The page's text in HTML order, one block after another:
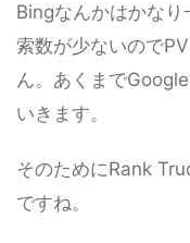
Bingなんかはかな
索数が少ないので
ん。あくまで
いきます。
そのためにRank
ですね。